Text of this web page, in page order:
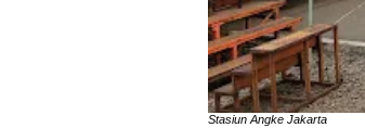
Stasiun Angke Jakarta